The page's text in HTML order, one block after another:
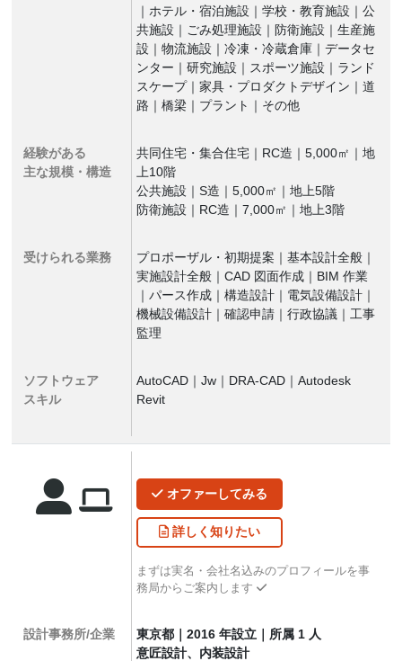
｜ホテル・宿泊施設｜学校・教育施設｜公
共施設｜ごみ処理施設｜防衛施設｜生産施
設｜物流施設｜冷凍・冷蔵倉庫｜データセ
ンター｜研究施設｜スポーツ施設｜ランド
スケープ｜家具・プロダクトデザイン｜道
路｜橋梁｜プラント｜その他
経験がある
主な規模・構造
共同住宅・集合住宅｜RC造｜5,000㎡｜地
上10階
公共施設｜S造｜5,000㎡｜地上5階
防衛施設｜RC造｜7,000㎡｜地上3階
受けられる業務
プロポーザル・初期提案｜基本設計全般｜
実施設計全般｜CAD 図面作成｜BIM 作業
｜パース作成｜構造設計｜電気設備設計｜
機械設備設計｜確認申請｜行政協議｜工事
監理
ソフトウェア
スキル
AutoCAD｜Jw｜DRA-CAD｜Autodesk
Revit
オファーしてみる
詳しく知りたい
まずは実名・会社名込みのプロフィールを事
務局からご案内します
設計事務所/企業
東京都｜2016 年設立｜所属 1 人
意匠設計、内装設計